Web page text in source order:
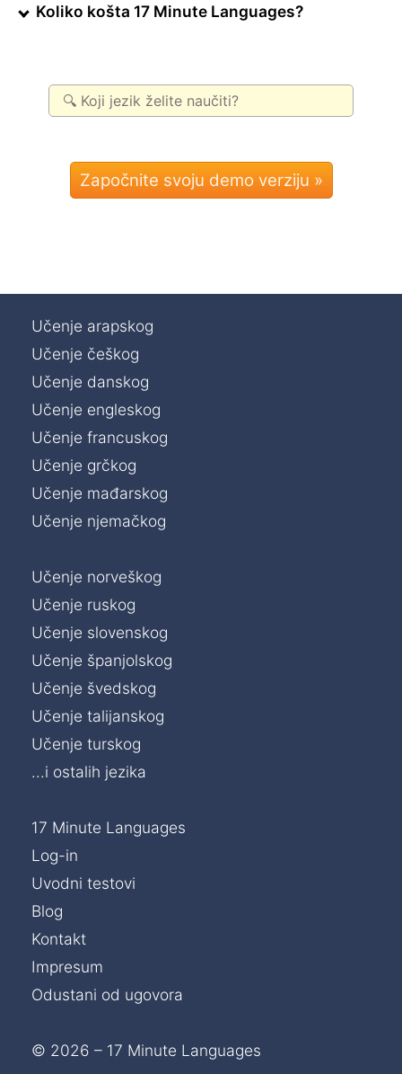
Koliko košta 17 Minute Languages?
Učenje arapskog
Učenje češkog
Učenje danskog
Učenje engleskog
Učenje francuskog
Učenje grčkog
Učenje mađarskog
Učenje njemačkog
Učenje norveškog
Učenje ruskog
Učenje slovenskog
Učenje španjolskog
Učenje švedskog
Učenje talijanskog
Učenje turskog
...i ostalih jezika
17 Minute Languages
Log-in
Uvodni testovi
Blog
Kontakt
Impresum
Odustani od ugovora
© 2026 – 17 Minute Languages